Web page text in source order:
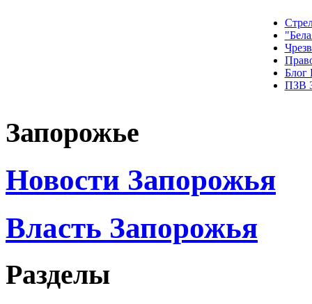
Блог
ПЗВ
Запорожье
Новости Запорожья
Власть Запорожья
Разделы